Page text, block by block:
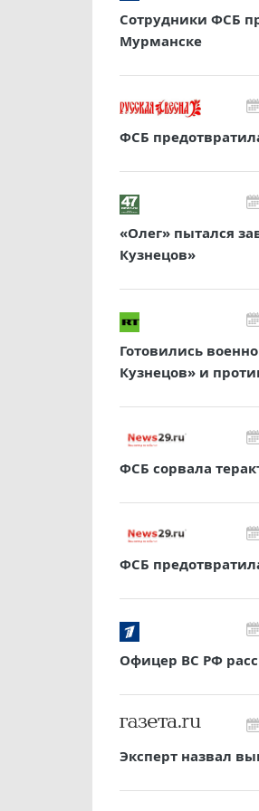
Сотрудники ФСБ
Мурманске
ФСБ
«Олег» пытался
Кузнецов»
Готовились
Кузнецов» и
ФСБ сорвала
ФСБ
Офицер ВС РФ
Эксперт назвал